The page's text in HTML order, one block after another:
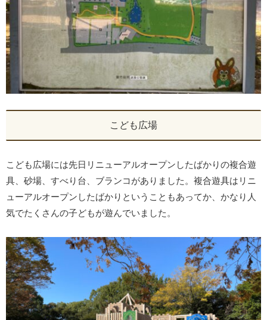
こども広場
こども広場には先日リニューアルオープンしたばかりの複合遊
具、砂場、すべり台、ブランコがありました。複合遊具はリニ
ューアルオープンしたばかりということもあってか、かなり人
気でたくさんの子どもが遊んでいました。